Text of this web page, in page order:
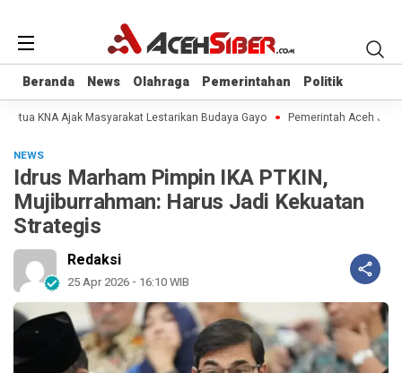
Beranda News Olahraga Pemerintahan Politik
Beranda News Olahraga Pemerintahan Politik
KNA Ajak Masyarakat Lestarikan Budaya Gayo Pemerintah Aceh
NEWS
Idrus Marham Pimpin IKA PTKIN,
Mujiburrahman: Harus Jadi Kekuatan
Strategis
Redaksi
25 Apr 2026 - 16:10 WIB